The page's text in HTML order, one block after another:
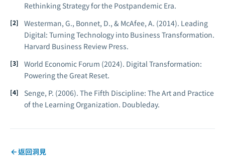
Rethinking Strategy for the Postpandemic Era.
Westerman, G., Bonnet, D., & McAfee, A. (2014). Leading
Digital: Turning Technology into Business Transformation.
Harvard Business Review Press.
World Economic Forum (2024). Digital Transformation:
Powering the Great Reset.
Senge, P. (2006). The Fifth Discipline: The Art and Practice
of the Learning Organization. Doubleday.
返回洞見